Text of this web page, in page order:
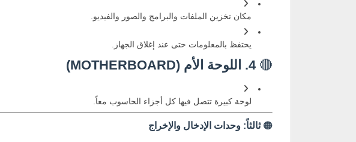
مكان تخزين الملفات والبرامج والصور والفيديو.
يحتفظ بالمعلومات حتى عند إغلاق الجهاز.
🔴4. اللوحة الأم (MOTHERBOARD)
لوحة كبيرة تتصل فيها كل أجزاء الحاسوب معاً.
🟠ثالثاً: وحدات الإدخال والإخراج